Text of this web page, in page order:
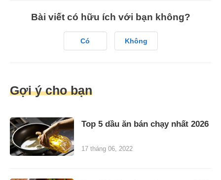
Bài viết có hữu ích với bạn không?
Có Không
Gợi ý cho bạn
Top 5 dầu ăn bán chạy nhất 2026
17 tháng 06, 2022